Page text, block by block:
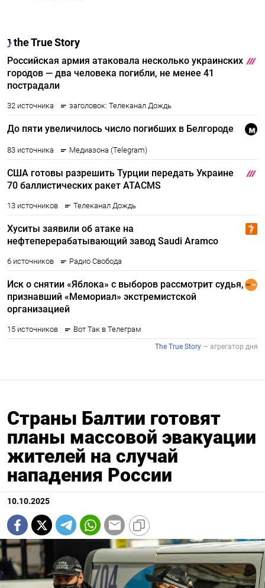
Страны Балтии готовят
планы массовой эвакуации
жителей на случай
нападения России
10.10.2025